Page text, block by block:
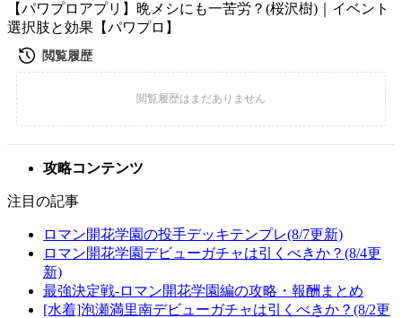
【パワプロアプリ】晩メシにも一苦労？(桜沢樹)｜イベント
選択肢と効果【パワプロ】
攻略コンテンツ
注目の記事
ロマン開花学園の投手デッキテンプレ(8/7更新)
ロマン開花学園デビューガチャは引くべきか？(8/4更
新)
最強決定戦-ロマン開花学園編の攻略・報酬まとめ
[水着]泡瀬満里南デビューガチャは引くべきか？(8/2更